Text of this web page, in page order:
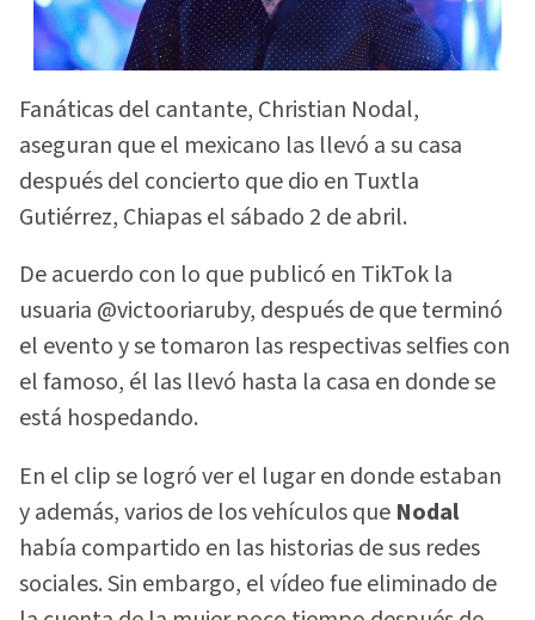
Fanáticas del cantante, Christian Nodal,
aseguran que el mexicano las llevó a su casa
después del concierto que dio en Tuxtla
Gutiérrez, Chiapas el sábado 2 de abril.
De acuerdo con lo que publicó en TikTok la
usuaria @victooriaruby, después de que terminó
el evento y se tomaron las respectivas selfies con
el famoso, él las llevó hasta la casa en donde se
está hospedando.
En el clip se logró ver el lugar en donde estaban
y además, varios de los vehículos que Nodal
había compartido en las historias de sus redes
sociales. Sin embargo, el vídeo fue eliminado de